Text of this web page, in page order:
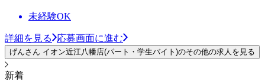
未経験OK
詳細を見る 応募画面に進む
げんさん イオン近江八幡店(パート・学生バイト)のその他の求人を見る
新着